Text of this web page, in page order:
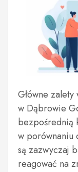
Główne
w Dąbrowie
bezpośrednią
w porównaniu
są zazwyczaj
reagować na